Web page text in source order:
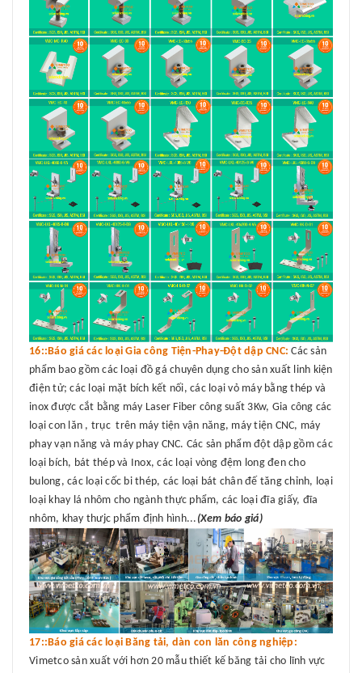
16::Báo giá các loại Gia công Tiện-Phay-Đột dập CNC: Các sản
phẩm bao gồm các loại đồ gá chuyên dụng cho sản xuất linh kiện
điện tử; các loại mặt bích kết nối, các loại vỏ máy bằng thép và
inox được cắt bằng máy Laser Fiber công suất 3Kw, Gia công các
loại con lăn , trục trên máy tiện vận năng, máy tiện CNC, máy
phay vạn năng và máy phay CNC. Các sản phẩm đột dập gồm các
loại bích, bát thép và Inox, các loại vòng đệm long đen cho
bulong, các loại cốc bi thép, các loại bát chân đế tăng chỉnh, loại
loại khay lá nhôm cho ngành thực phẩm, các loại đĩa giấy, đĩa
nhôm, khay thưjc phẩm định hình... (Xem báo giá)
17::Báo giá các loại Băng tải, dàn con lăn công nghiệp:
Vimetco sản xuất với hơn 20 mẫu thiết kế băng tải cho lĩnh vực